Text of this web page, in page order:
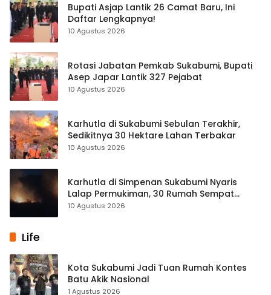
Bupati Asjap Lantik 26 Camat Baru, Ini
Daftar Lengkapnya!
10 Agustus 2026
Rotasi Jabatan Pemkab Sukabumi, Bupati
Asep Japar Lantik 327 Pejabat
10 Agustus 2026
Karhutla di Sukabumi Sebulan Terakhir,
Sedikitnya 30 Hektare Lahan Terbakar
10 Agustus 2026
Karhutla di Simpenan Sukabumi Nyaris
Lalap Permukiman, 30 Rumah Sempat
Terancam
10 Agustus 2026
Life
Kota Sukabumi Jadi Tuan Rumah Kontes
Batu Akik Nasional
1 Agustus 2026